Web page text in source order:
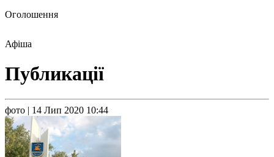
Оголошення
Афіша
Публикації
фото | 14 Лип 2020 10:44